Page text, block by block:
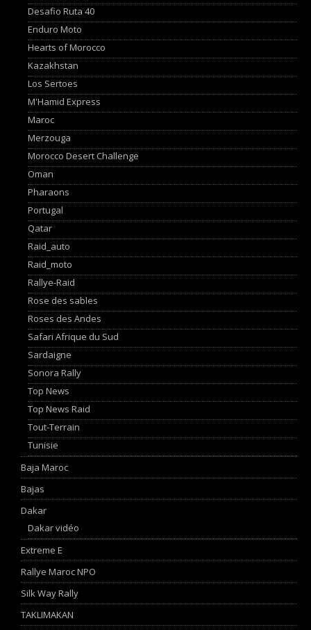
Desafio Ruta 40
Enduro Moto
Hearts of Morocco
Kazakhstan
Los Sertoes
M'Hamid Express
Maroc
Merzouga
Morocco Desert Challenge
Oman
Pharaons
Portugal
Qatar
Raid_auto
Raid_moto
Rallye-Raid
Rose des sables
Roses des Andes
Safari Afrique du Sud
Sardaigne
Sonora Rally
Top News
Top News Raid
Tout-Terrain
Tunisie
Baja Maroc
Bajas
Dakar
Dakar vidéo
Extreme E
Rallye Maroc NPO
Silk Way Rally
TAKLIMAKAN